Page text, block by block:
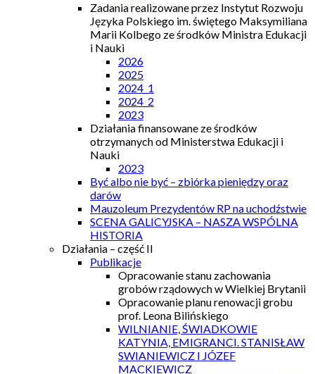
Zadania realizowane przez Instytut Rozwoju
Języka Polskiego im. świętego Maksymiliana
Marii Kolbego ze środków Ministra Edukacji
i Nauki
2026
2025
2024_1
2024_2
2023
Działania finansowane ze środków
otrzymanych od Ministerstwa Edukacji i
Nauki
2023
Być albo nie być – zbiórka pieniędzy oraz
darów
Mauzoleum Prezydentów RP na uchodźstwie
SCENA GALICYJSKA – NASZA WSPÓLNA
HISTORIA
Działania – część II
Publikacje
Opracowanie stanu zachowania
grobów rządowych w Wielkiej Brytanii
Opracowanie planu renowacji grobu
prof. Leona Bilińskiego
WILNIANIE, ŚWIADKOWIE
KATYNIA, EMIGRANCI. STANISŁAW
SWIANIEWICZ I JÓZEF
MACKIEWICZ